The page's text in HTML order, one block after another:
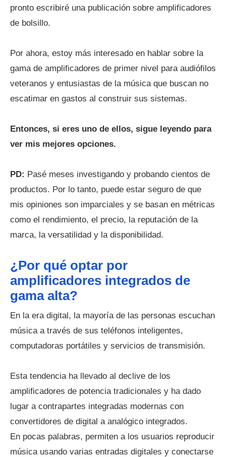
pronto escribiré una publicación sobre amplificadores
de bolsillo.
Por ahora, estoy más interesado en hablar sobre la
gama de amplificadores de primer nivel para audiófilos
veteranos y entusiastas de la música que buscan no
escatimar en gastos al construir sus sistemas.
Entonces, si eres uno de ellos, sigue leyendo para
ver mis mejores opciones.
PD: Pasé meses investigando y probando cientos de
productos. Por lo tanto, puede estar seguro de que
mis opiniones son imparciales y se basan en métricas
como el rendimiento, el precio, la reputación de la
marca, la versatilidad y la disponibilidad.
¿Por qué optar por
amplificadores integrados de
gama alta?
En la era digital, la mayoría de las personas escuchan
música a través de sus teléfonos inteligentes,
computadoras portátiles y servicios de transmisión.
Esta tendencia ha llevado al declive de los
amplificadores de potencia tradicionales y ha dado
lugar a contrapartes integradas modernas con
convertidores de digital a analógico integrados.
En pocas palabras, permiten a los usuarios reproducir
música usando varias entradas digitales y conectarse